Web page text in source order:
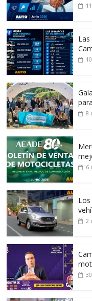
8
6
2